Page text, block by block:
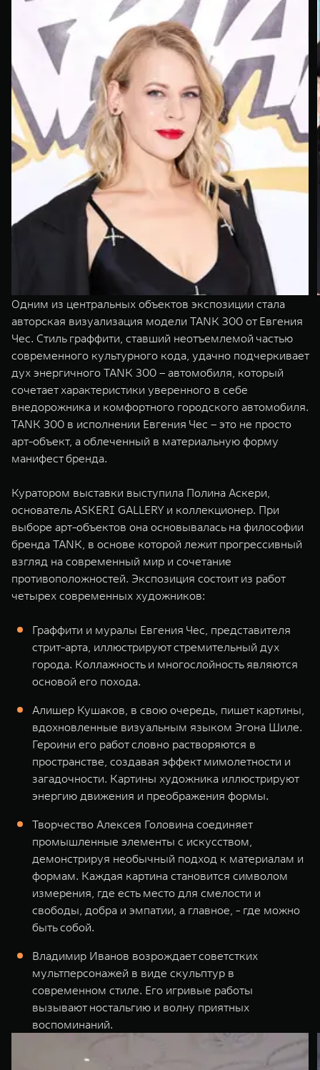
Одним из центральных объектов экспозиции стала
авторская визуализация модели TANK 300 от Евгения
Чес. Стиль граффити, ставший неотъемлемой частью
современного культурного кода, удачно подчеркивает
дух энергичного TANK 300 – автомобиля, который
сочетает характеристики уверенного в себе
внедорожника и комфортного городского автомобиля.
TANK 300 в исполнении Евгения Чес – это не просто
арт-объект, а облеченный в материальную форму
манифест бренда.
Куратором выставки выступила Полина Аскери,
основатель ASKERI GALLERY и коллекционер. При
выборе арт-объектов она основывалась на философии
бренда TANK, в основе которой лежит прогрессивный
взгляд на современный мир и сочетание
противоположностей. Экспозиция состоит из работ
четырех современных художников:
Граффити и муралы Евгения Чес, представителя
стрит-арта, иллюстрируют стремительный дух
города. Коллажность и многослойность являются
основой его похода.
Алишер Кушаков, в свою очередь, пишет картины,
вдохновленные визуальным языком Эгона Шиле.
Героини его работ словно растворяются в
пространстве, создавая эффект мимолетности и
загадочности. Картины художника иллюстрируют
энергию движения и преображения формы.
Творчество Алексея Головина соединяет
промышленные элементы с искусством,
демонстрируя необычный подход к материалам и
формам. Каждая картина становится символом
измерения, где есть место для смелости и
свободы, добра и эмпатии, а главное, - где можно
быть собой.
Владимир Иванов возрождает советстких
мультперсонажей в виде скульптур в
современном стиле. Его игривые работы
вызывают ностальгию и волну приятных
воспоминаний.